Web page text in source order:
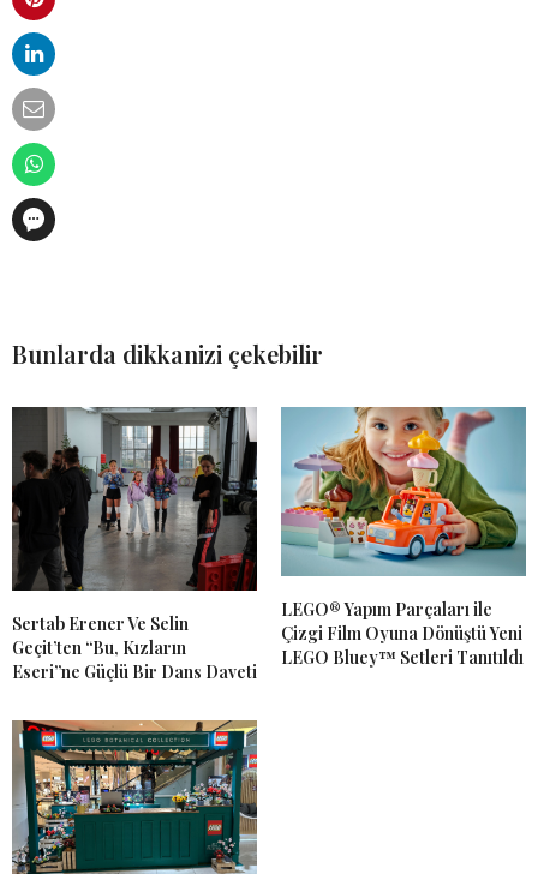
Bunlarda dikkanizi çekebilir
Sertab Erener Ve Selin
Geçit’ten “Bu, Kızların
Eseri”ne Güçlü Bir Dans Daveti
LEGO® Yapım Parçaları ile
Çizgi Film Oyuna Dönüştü Yeni
LEGO Bluey™ Setleri Tanıtıldı